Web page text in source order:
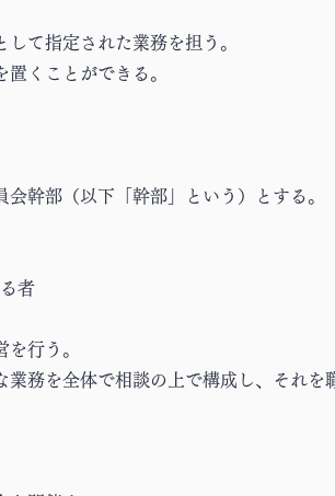
て指定された業務を担う。
くことができる。
幹部（以下「幹部」という）とする。
者
行う。
務を全体で相談の上で構成し、それを